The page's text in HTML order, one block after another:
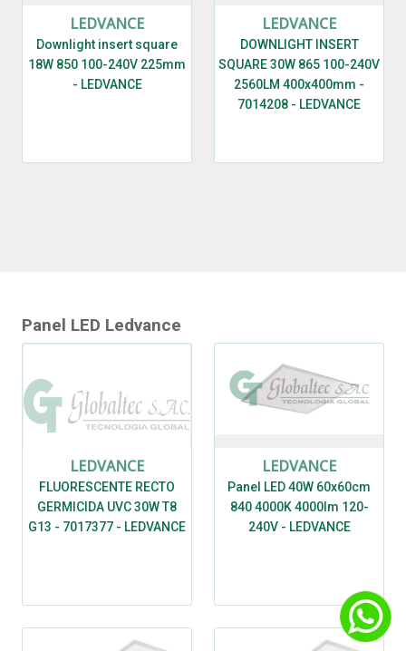
LEDVANCE
Downlight insert square
18W 850 100-240V 225mm
- LEDVANCE
LEDVANCE
DOWNLIGHT INSERT
SQUARE 30W 865 100-240V
2560LM 400x400mm -
7014208 - LEDVANCE
Panel LED Ledvance
LEDVANCE
FLUORESCENTE RECTO
GERMICIDA UVC 30W T8
G13 - 7017377 - LEDVANCE
LEDVANCE
Panel LED 40W 60x60cm
840 4000K 4000lm 120-
240V - LEDVANCE